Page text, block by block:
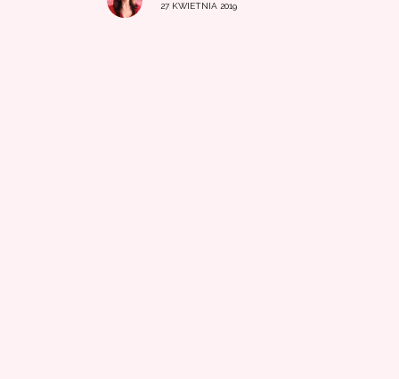
27 KWIETNIA 2019